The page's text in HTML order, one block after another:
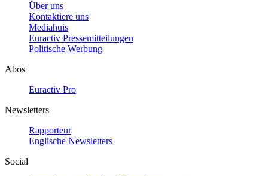
Über uns
Kontaktiere uns
Mediahuis
Euractiv Pressemitteilungen
Politische Werbung
Abos
Euractiv Pro
Newsletters
Rapporteur
Englische Newsletters
Social